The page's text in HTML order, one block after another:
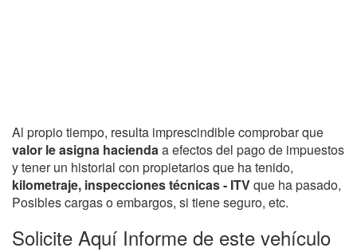
Al propio tiempo, resulta imprescindible comprobar que
valor le asigna haciendaa efectos del pago de impuestos
y tener un historial con propietarios que ha tenido,
kilometraje, inspecciones técnicas - ITVque ha pasado,
Posibles cargas o embargos, si tiene seguro, etc.
Solicite Aquí Informe de este vehículo